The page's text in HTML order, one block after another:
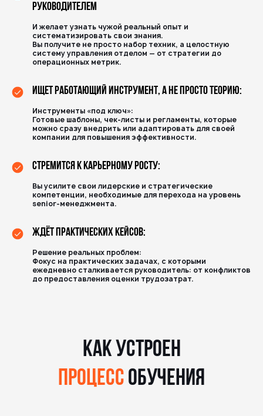
руководителем
И желает узнать чужой реальный опыт и
систематизировать свои знания.
Вы получите не просто набор техник, а целостную
систему управления отделом — от стратегии до
операционных метрик.
ищет работающий инструмент, а не просто теорию:
Инструменты «под ключ»:
Готовые шаблоны, чек-листы и регламенты, которые
можно сразу внедрить или адаптировать для своей
компании для повышения эффективности.
стремится к карьерному росту:
Вы усилите свои лидерские и стратегические
компетенции, необходимые для перехода на уровень
senior-менеджмента.
Ждёт практических кейсов:
Решение реальных проблем:
Фокус на практических задачах, с которыми
ежедневно сталкивается руководитель: от конфликтов
до предоставления оценки трудозатрат.
Как устроен
процесс обучения